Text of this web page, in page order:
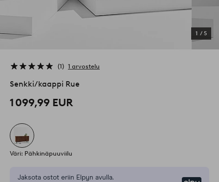
1 / 5
1 1 arvostelu
Senkki/kaappi Rue
1 099,99 EUR
Väri: Pähkinäpuuviilu
Jaksota ostot eriin Elpyn avulla.